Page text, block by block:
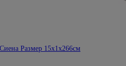
Размер 15х1х266см